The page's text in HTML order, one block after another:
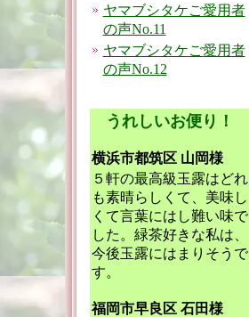
ヤマブシタケご愛用者
の声No.11
ヤマブシタケご愛用者
の声No.12
うれしいお便り！
横浜市都筑区 山岡様
５軒の最高級玉露はどれ
も素晴らしくて、美味し
くて言葉にはし難い味で
した。緑茶好きな私は、
今後玉露にはまりそうで
す。
福岡市早良区 石田様